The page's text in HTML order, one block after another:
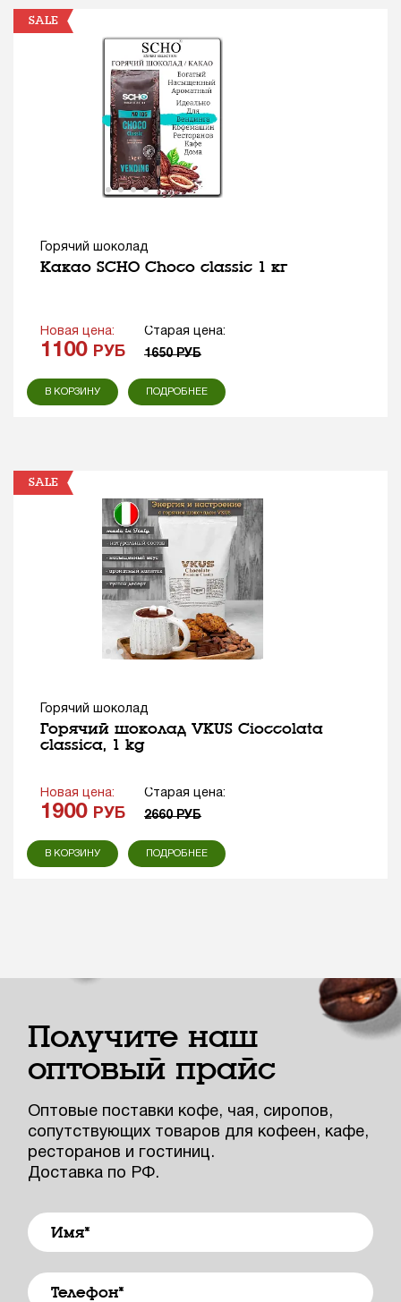
Горячий шоколад
Какао SCHO Choco classic 1 кг
Новая цена:
1100 РУБ
Старая цена:
1650РУБ
В КОРЗИНУ ПОДРОБНЕЕ
SALE
Горячий шоколад
Горячий шоколад VKUS Cioccolata
classica, 1 kg
Новая цена:
1900 РУБ
Старая цена:
2660РУБ
В КОРЗИНУ ПОДРОБНЕЕ
SALE
Получите наш
оптовый прайс
Оптовые поставки кофе, чая, сиропов,
сопутствующих товаров для кофеен, кафе,
ресторанов и гостиниц.
Доставка по РФ.